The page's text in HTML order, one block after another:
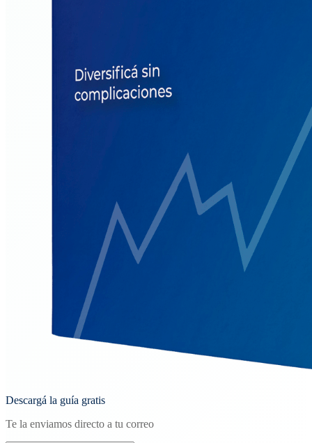
Descargá la guía gratis
Te la enviamos directo a tu correo